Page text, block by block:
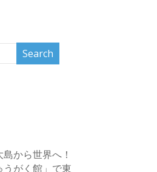
から世界へ！
うがく館」で東